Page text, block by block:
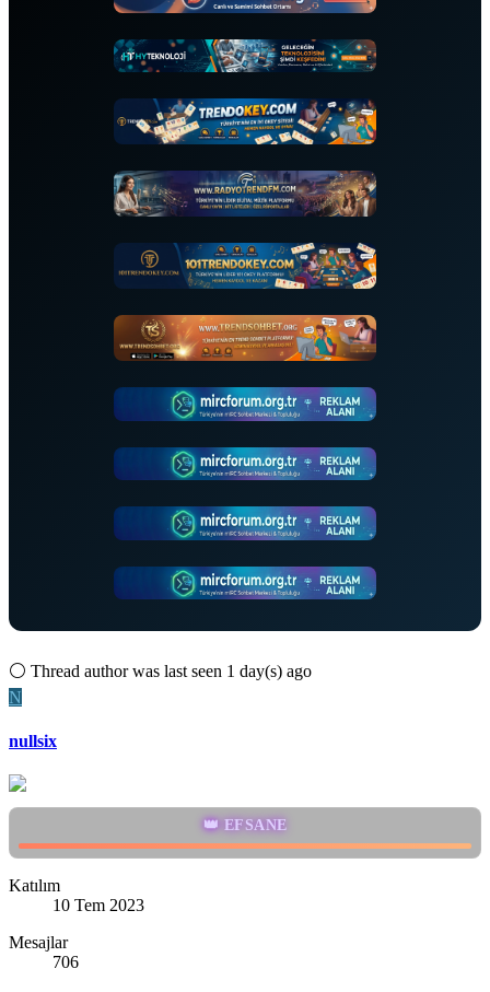
⚪ Thread author was last seen 1 day(s) ago
N
nullsix
👑 EFSANE
Katılım
10 Tem 2023
Mesajlar
706